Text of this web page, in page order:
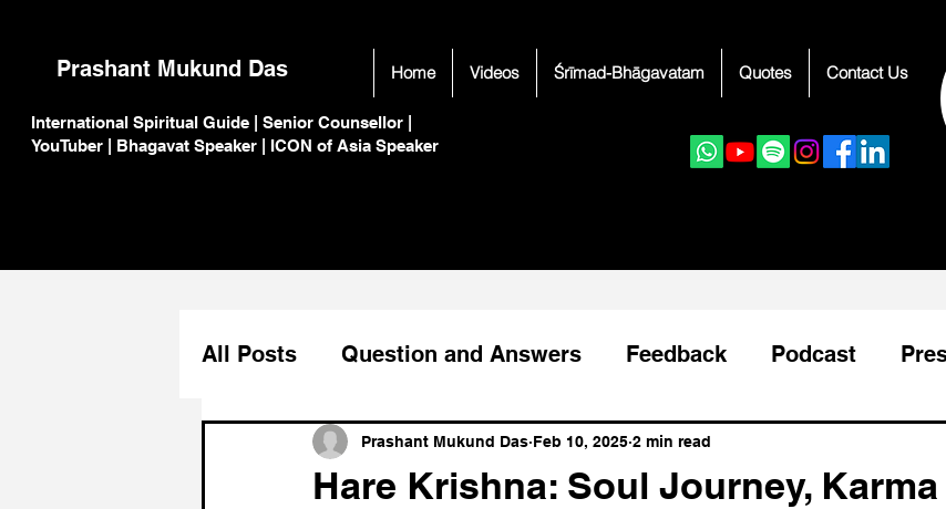
Prashant Mukund Das
International Spiritual Guide | Senior Counsellor |
YouTuber | Bhagavat Speaker | ICON of Asia Speaker
Contact Us
Quotes
Śrīmad-Bhāgavatam
Videos
Home
All Posts Question and Answers Feedback Podcast
Festival Celeberation Devotee Guidance
Hare Krishna: Soul Journey,
Prashant Mukund Das Feb 10, 2025 2 min read